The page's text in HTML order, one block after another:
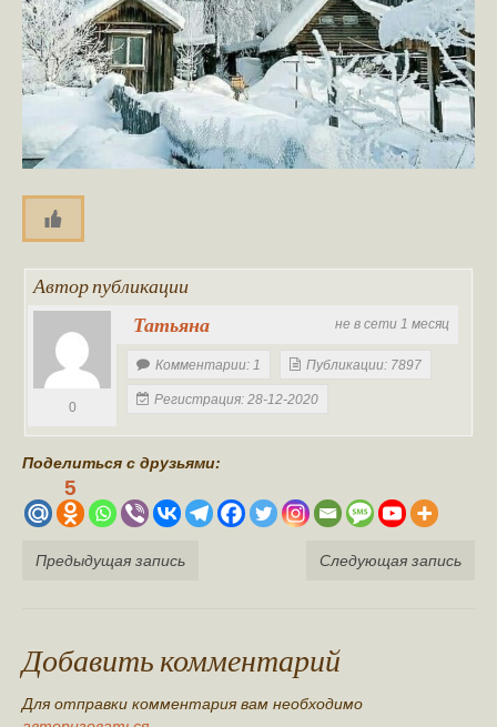
Автор публикации
не в сети 1 месяц
Татьяна
0
Комментарии: 1 Публикации: 7897
Регистрация: 28-12-2020
Поделиться с друзьями:
5
Предыдущая запись Следующая запись
Добавить комментарий
Для отправки комментария вам необходимо